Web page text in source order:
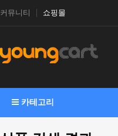
커뮤니티 쇼핑몰
카테고리